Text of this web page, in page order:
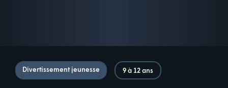
Divertissement jeunesse 9 à 12 ans